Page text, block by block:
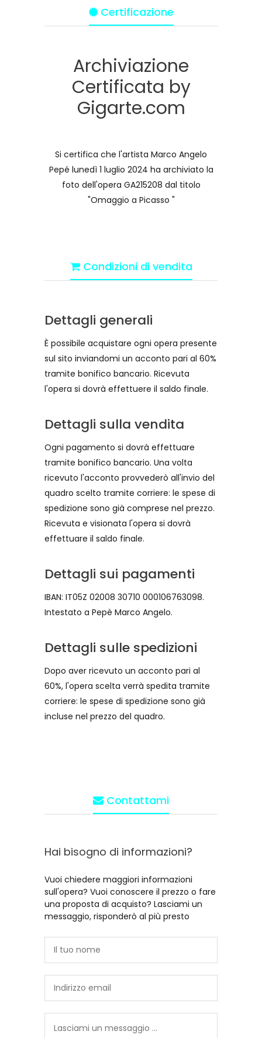
Certificazione
Archiviazione
Certificata by
Gigarte.com
Si certifica che l'artista Marco Angelo
Pepé lunedì 1 luglio 2024 ha archiviato la
foto dell'opera GA215208 dal titolo
"Omaggio a Picasso "
Condizioni di vendita
Dettagli generali
È possibile acquistare ogni opera presente
sul sito inviandomi un acconto pari al 60%
tramite bonifico bancario. Ricevuta
l'opera si dovrà effettuere il saldo finale.
Dettagli sulla vendita
Ogni pagamento si dovrà effettuare
tramite bonifico bancario. Una volta
ricevuto l'acconto provvederò all'invio del
quadro scelto tramite corriere: le spese di
spedizione sono già comprese nel prezzo.
Ricevuta e visionata l'opera si dovrà
effettuare il saldo finale.
Dettagli sui pagamenti
IBAN: IT05Z 02008 30710 000106763098.
Intestato a Pepè Marco Angelo.
Dettagli sulle spedizioni
Dopo aver ricevuto un acconto pari al
60%, l'opera scelta verrà spedita tramite
corriere: le spese di spedizione sono già
incluse nel prezzo del quadro.
Contattami
Hai bisogno di informazioni?
Vuoi chiedere maggiori informazioni
sull'opera? Vuoi conoscere il prezzo o fare
una proposta di acquisto? Lasciami un
messaggio, risponderò al più presto